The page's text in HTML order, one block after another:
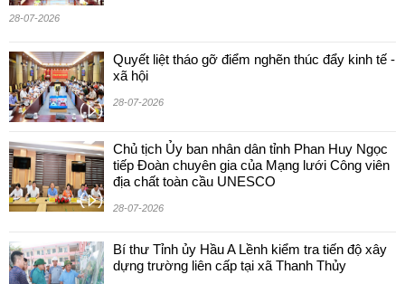
28-07-2026
Quyết liệt tháo gỡ điểm nghẽn thúc đẩy kinh tế -
xã hội
28-07-2026
Chủ tịch Ủy ban nhân dân tỉnh Phan Huy Ngọc
tiếp Đoàn chuyên gia của Mạng lưới Công viên
địa chất toàn cầu UNESCO
28-07-2026
Bí thư Tỉnh ủy Hầu A Lềnh kiểm tra tiến độ xây
dựng trường liên cấp tại xã Thanh Thủy